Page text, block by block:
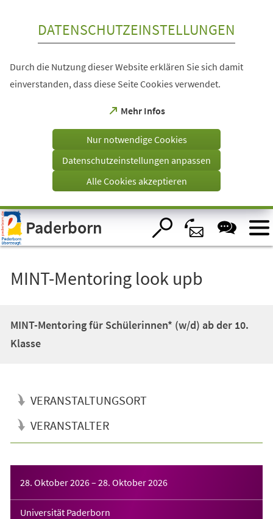
Visuelle
Assistenzsoftware
öffnen.
DATENSCHUTZEINSTELLUNGEN
Durch die Nutzung dieser Website erklären Sie sich damit
einverstanden, dass diese Seite Cookies verwendet.
Mehr Infos
(Öffnet
einem
Tab)
Nur notwendige Cookies
Datenschutzeinstellungen anpassen
Alle Cookies akzeptieren
Paderborn
MINT-Mentoring look upb
MINT-Mentoring für Schülerinnen* (w/d) ab der 10.
Klasse
VERANSTALTUNGSORT
VERANSTALTER
28. Oktober 2026– 28. Oktober 2026
Universität Paderborn